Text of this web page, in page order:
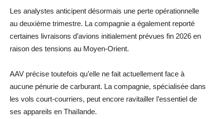
Les analystes anticipent désormais une perte opérationnelle
au deuxième trimestre. La compagnie a également reporté
certaines livraisons d’avions initialement prévues fin 2026 en
raison des tensions au Moyen-Orient.
AAV précise toutefois qu’elle ne fait actuellement face à
aucune pénurie de carburant. La compagnie, spécialisée dans
les vols court-courriers, peut encore ravitailler l’essentiel de
ses appareils en Thaïlande.